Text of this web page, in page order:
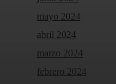
mayo 2024
abril 2024
marzo 2024
febrero 2024